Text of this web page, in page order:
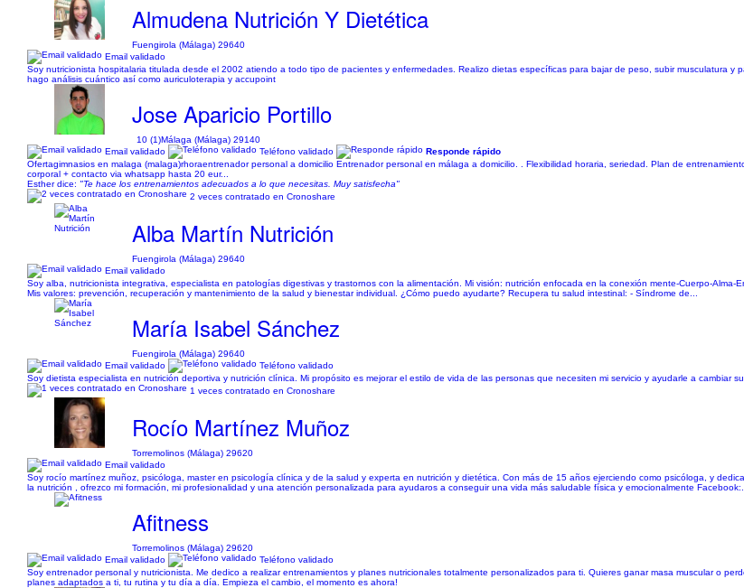
Almudena Nutrición Y Dietética
Fuengirola (Málaga) 29640
Email validado
Soy nutricionista hospitalaria titulada desde el 2002 atiendo a todo tipo de pacientes y enfermedades. Realizo dietas específicas para bajar de peso, subir musculatura y
hago análisis cuántico así como auriculoterapia y accupoint
Jose Aparicio Portillo
10 (1)Málaga (Málaga) 29140
Email validado
Teléfono validado
Responde rápido
Ofertagimnasios en malaga (malaga)rhoraentrenador personal a domicilio Entrenador personal en málaga a domicilio. . Flexibilidad horaria, seriedad. Plan de
corporal + contacto via whatsapp hasta 20 eur...
Esther dice: "Te hace los entrenamientos adecuados a lo que necesitas. Muy satisfecha"
2 veces contratado en Cronoshare
Alba Martín Nutrición
Fuengirola (Málaga) 29640
Email validado
Soy alba, nutricionista integrativa, especialista en patologías digestivas y trastornos con la alimentación. Mi visión: nutrición enfocada en la conexión mente-Cuerpo-Alma-
Mis valores: prevención, recuperación y mantenimiento de la salud y bienestar individual. ¿Cómo puedo ayudarte? Recupera tu salud intestinal: - Síndrome de...
María Isabel Sánchez
Fuengirola (Málaga) 29640
Email validado
Teléfono validado
Soy dietista especialista en nutrición deportiva y nutrición clínica. Mi propósito es mejorar el estilo de vida de las personas que necesiten mi servicio y ayudarle a cambiar
1 veces contratado en Cronoshare
Rocío Martínez Muñoz
Torremolinos (Málaga) 29620
Email validado
Soy rocío martínez muñoz, psicóloga, master en psicología clínica y de la salud y experta en nutrición y dietética. Con más de 15 años ejerciendo como psicóloga, y
la nutrición , ofrezco mi formación, mi profesionalidad y una atención personalizada para ayudaros a conseguir una vida más saludable física y emocionalmente Facebook:...
Afitness
Torremolinos (Málaga) 29620
Email validado
Teléfono validado
Soy entrenador personal y nutricionista. Me dedico a realizar entrenamientos y planes nutricionales totalmente personalizados para ti. Quieres ganar masa muscular o
planes adaptados a ti, tu rutina y tu día a día. Empieza el cambio, el momento es ahora!